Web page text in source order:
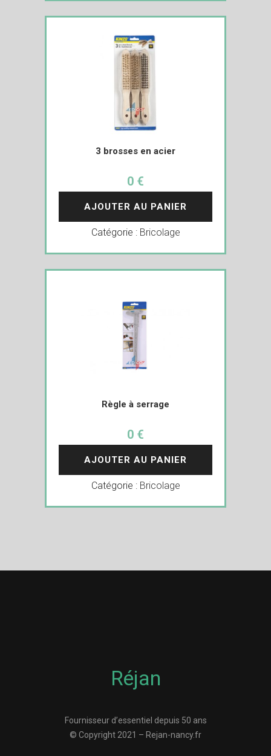
3 brosses en acier
0 €
AJOUTER AU PANIER
Catégorie : Bricolage
Règle à serrage
0 €
AJOUTER AU PANIER
Catégorie : Bricolage
Réjan
Fournisseur d’essentiel depuis 50 ans
© Copyright 2021 – Rejan-nancy.fr